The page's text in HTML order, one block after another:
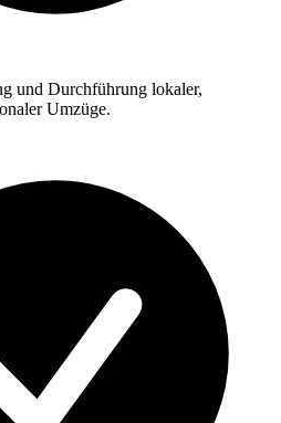
und Durchführung lokaler,
Umzüge.